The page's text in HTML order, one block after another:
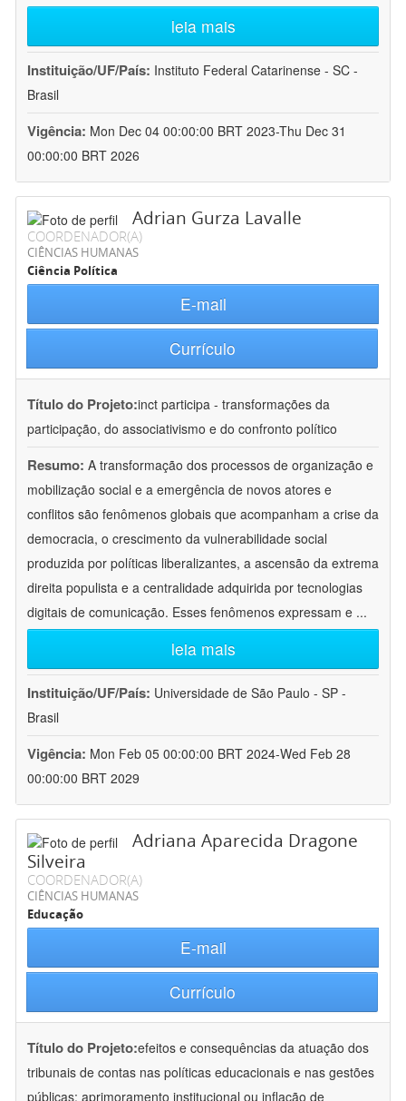
leia mais
Instituição/UF/País: Instituto Federal Catarinense - SC -
Brasil
Vigência: Mon Dec 04 00:00:00 BRT 2023-Thu Dec 31
00:00:00 BRT 2026
Adrian Gurza Lavalle
COORDENADOR(A)
CIÊNCIAS HUMANAS
Ciência Política
E-mail
Currículo
Título do Projeto:inct participa - transformações da
participação, do associativismo e do confronto político
Resumo: A transformação dos processos de organização e
mobilização social e a emergência de novos atores e
conflitos são fenômenos globais que acompanham a crise da
democracia, o crescimento da vulnerabilidade social
produzida por políticas liberalizantes, a ascensão da extrema
direita populista e a centralidade adquirida por tecnologias
digitais de comunicação. Esses fenômenos expressam e ...
leia mais
Instituição/UF/País: Universidade de São Paulo - SP -
Brasil
Vigência: Mon Feb 05 00:00:00 BRT 2024-Wed Feb 28
00:00:00 BRT 2029
Adriana Aparecida Dragone
Silveira
COORDENADOR(A)
CIÊNCIAS HUMANAS
Educação
E-mail
Currículo
Título do Projeto:efeitos e consequências da atuação dos
tribunais de contas nas políticas educacionais e nas gestões
públicas: aprimoramento institucional ou inflação de